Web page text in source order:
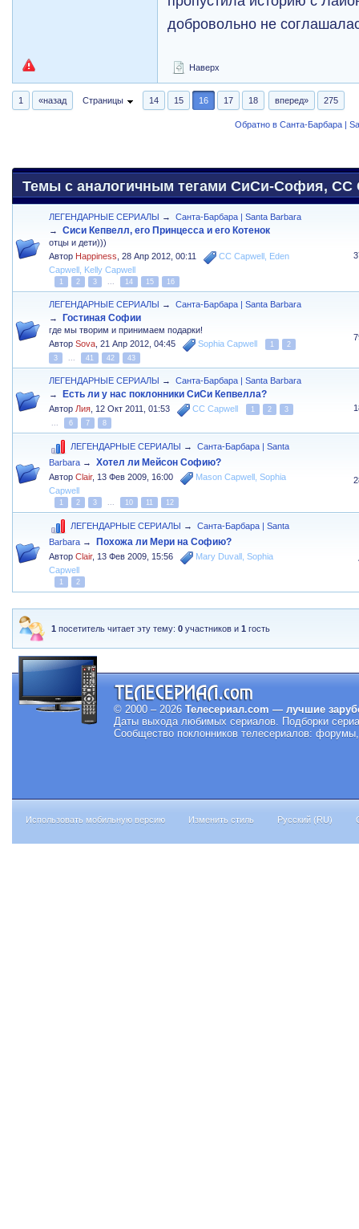
добровольно не
Наверх
1 «назад Страницы 14 15 16 17 18 вперед» 275
Обратно в Санта-Барбара |
Темы с аналогичным тегами СиСи-София, CC
ЛЕГЕНДАРНЫЕ СЕРИАЛЫ →
Санта-Барбара | Santa Barbara
→
Сиси Кепвелл, его Принцесса и его Котенок
отцы и дети)))
Автор Happiness,28 Апр 2012, 00:11 CC Capwell , Eden
Capwell Kelly Capwell
1 2 3 14 15 16
ЛЕГЕНДАРНЫЕ СЕРИАЛЫ →
Санта-Барбара | Santa Barbara
→
Гостиная Софии
где мы творим и принимаем подарки!
АвторSova,21 Апр 2012, 04:45 Sophia Capwell 1
2
3
41 42 43
ЛЕГЕНДАРНЫЕ СЕРИАЛЫ →
Санта-Барбара | Santa Barbara
→
Есть ли у нас поклонники СиСи Кепвелла?
АвторЛия,12 Окт 2011, 01:53 CC Capwell 1 2
3
6 7 8
ЛЕГЕНДАРНЫЕ СЕРИАЛЫ →
Санта-Барбара | Santa
Barbara → Хотел ли Мейсон Софию?
АвторClair,13 Фев 2009, 16:00 Mason Capwell ,Sophia
Capwell
1 2 3 10 11 12
ЛЕГЕНДАРНЫЕ СЕРИАЛЫ →
Санта-Барбара | Santa
Barbara → Похожа ли Мери на Софию?
АвторClair,13 Фев 2009, 15:56 Mary Duvall ,Sophia
Capwell
1 2
1 посетитель читает эту тему:0 участников и1 гость
© 2000 – 2026 Телесериал.com — лучшие
Даты выхода любимых сериалов. Подборки
Сообщество поклонников телесериалов:
Использовать мобильную версию Изменить стиль Русский (RU)